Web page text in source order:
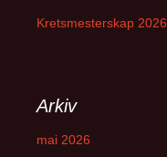
Kretsmesterskap 2026
Arkiv
mai 2026